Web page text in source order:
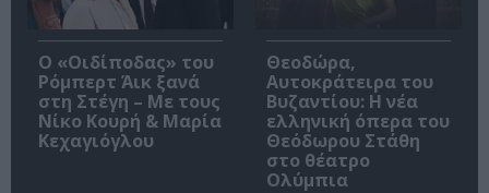
O «Οιδίποδας» του
Ρόμπερτ Άικ ξανά
στη Στέγη – Με τους
Νίκο Κουρή & Μαρία
Κεχαγιόγλου
Θεοδώρα,
Αυτοκράτειρα του
Βυζαντίου: Η νέα
ελληνική όπερα του
Θεόδωρου Στάθη
στο θέατρο
Ολύμπια